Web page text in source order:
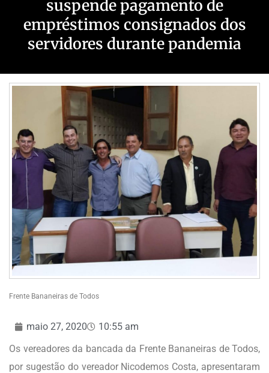
suspende pagamento de
empréstimos consignados dos
servidores durante pandemia
Frente Bananeiras de Todos
maio 27, 2020
10:55 am
Os vereadores da bancada da Frente Bananeiras de Todos,
por sugestão do vereador Nicodemos Costa, apresentaram